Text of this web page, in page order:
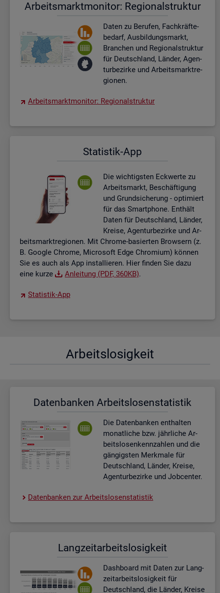
Ar­beits­markt­mo­ni­tor: Re­gio­nal­struk­tur
Daten zu Be­ru­fen, Fach­kräf­te­
be­darf, Aus­bil­dungs­markt,
Bran­chen und Re­gio­nal­struk­tur
für Deutsch­land, Län­der, Agen­
tur­be­zir­ke und Ar­beits­markt­re­
gio­nen.
Ar­beits­markt­mo­ni­tor: Re­gio­nal­struk­tur
Sta­tis­tik-App
Die wich­tigs­ten Eck­wer­te zu
Ar­beits­markt, Be­schäf­ti­gung
und Grund­si­che­rung - op­ti­miert
für das Smart­pho­ne. Ent­hält
Daten für Deutsch­land, Län­der,
Krei­se, Agen­tur­be­zir­ke und Ar­
beits­markt­re­gio­nen. Mit Chro­me-ba­sier­ten Brow­sern (z.
B. Goog­le Chro­me, Mi­cro­soft Edge Chro­mi­um) kön­nen
Sie es auch als App in­stal­lie­ren. Hier fin­den Sie dazu
eine kurze
An­lei­tung (PDF, 360KB).
Sta­tis­tik-App
Ar­beits­lo­sig­keit
Da­ten­ban­ken Ar­beits­lo­sen­sta­tis­tik
Die Da­ten­ban­ken ent­hal­ten
mo­nat­li­che bzw. jähr­li­che Ar­
beits­lo­sen­kenn­zah­len und die
gän­gigs­ten Merk­ma­le für
Deutsch­land, Län­der, Krei­se,
Agen­tur­be­zir­ke und Job­cen­ter.
Da­ten­ban­ken zur Ar­beits­lo­sen­sta­tis­tik
Lang­zeit­ar­beits­lo­sig­keit
Dash­board mit Daten zur Lang­
zeit­ar­beits­lo­sig­keit für
Deutsch­land, die Län­der, Krei­se